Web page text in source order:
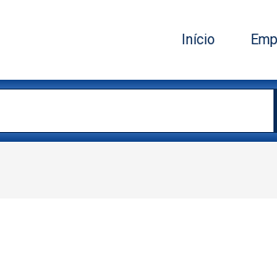
Início